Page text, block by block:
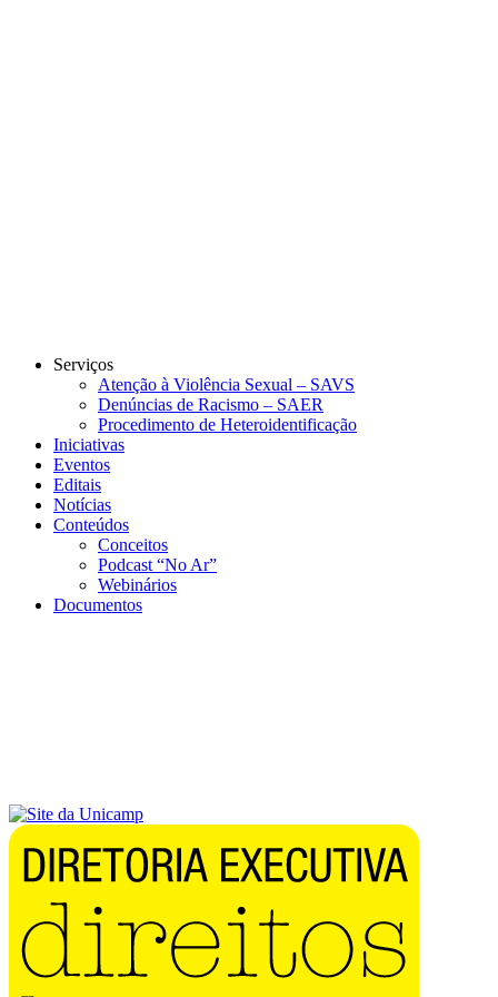
Serviços
Atenção à Violência Sexual – SAVS
Denúncias de Racismo – SAER
Procedimento de Heteroidentificação
Iniciativas
Eventos
Editais
Notícias
Conteúdos
Conceitos
Podcast “No Ar”
Webinários
Documentos